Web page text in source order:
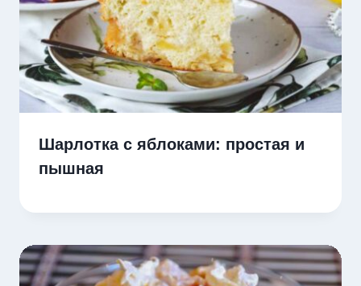
Шарлотка с яблоками: простая и
пышная